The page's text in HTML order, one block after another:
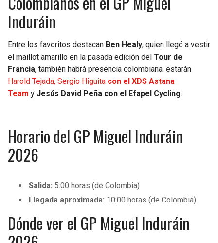
Induráin
Entre los favoritos destacan Ben Healy, quien llegó a vestir
el maillot amarillo en la pasada edición del Tour de
Francia, también habrá presencia colombiana, estarán
Harold Tejada, Sergio Higuita con el XDS Astana
Team y Jesús David Peña con el Efapel Cycling.
Horario del GP Miguel Induráin
2026
Salida: 5:00 horas (de Colombia)
Llegada aproximada: 10:00 horas (de Colombia)
Dónde ver el GP Miguel Induráin